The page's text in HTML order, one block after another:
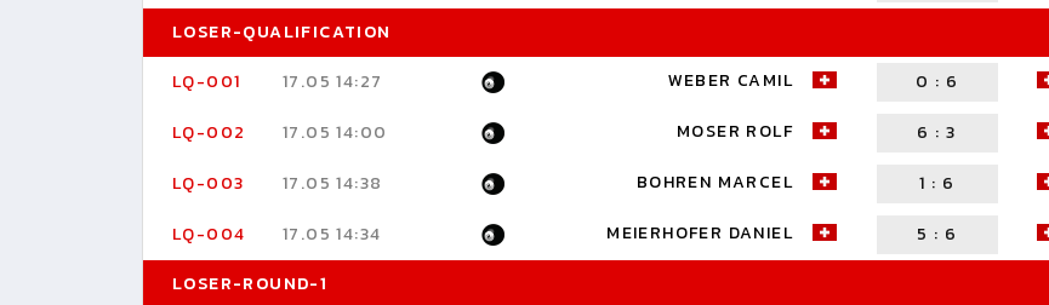
LOSER-QUALIFICATION
LQ-001
17.05 14:27 WEBER CAMIL 0 : 6
LQ-002 17.05 14:00 MOSER ROLF 6 :3
LQ-003 17.05 14:38 BOHREN MARCEL 1 : 6
LQ-004 17.05 14:34 MEIERHOFER DANIEL 5 : 6
LOSER-ROUND-1